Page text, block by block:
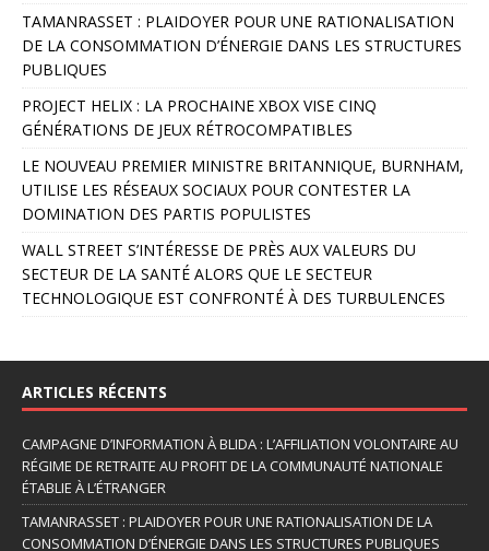
r
n
a
t
i
v
e
:
TAMANRASSET : PLAIDOYER POUR UNE RATIONALISATION
DE LA CONSOMMATION D’ÉNERGIE DANS LES STRUCTURES
PUBLIQUES
PROJECT HELIX : LA PROCHAINE XBOX VISE CINQ
GÉNÉRATIONS DE JEUX RÉTROCOMPATIBLES
LE NOUVEAU PREMIER MINISTRE BRITANNIQUE, BURNHAM,
UTILISE LES RÉSEAUX SOCIAUX POUR CONTESTER LA
DOMINATION DES PARTIS POPULISTES
WALL STREET S’INTÉRESSE DE PRÈS AUX VALEURS DU
SECTEUR DE LA SANTÉ ALORS QUE LE SECTEUR
TECHNOLOGIQUE EST CONFRONTÉ À DES TURBULENCES
ARTICLES RÉCENTS
CAMPAGNE D’INFORMATION À BLIDA : L’AFFILIATION VOLONTAIRE AU
RÉGIME DE RETRAITE AU PROFIT DE LA COMMUNAUTÉ NATIONALE
ÉTABLIE À L’ÉTRANGER
TAMANRASSET : PLAIDOYER POUR UNE RATIONALISATION DE LA
CONSOMMATION D’ÉNERGIE DANS LES STRUCTURES PUBLIQUES